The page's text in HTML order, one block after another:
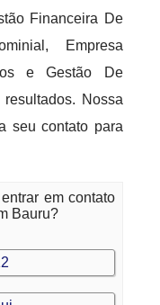
Financeira De
Empresa
e Gestão De
Nossa
seu contato para
em contato
Bauru?